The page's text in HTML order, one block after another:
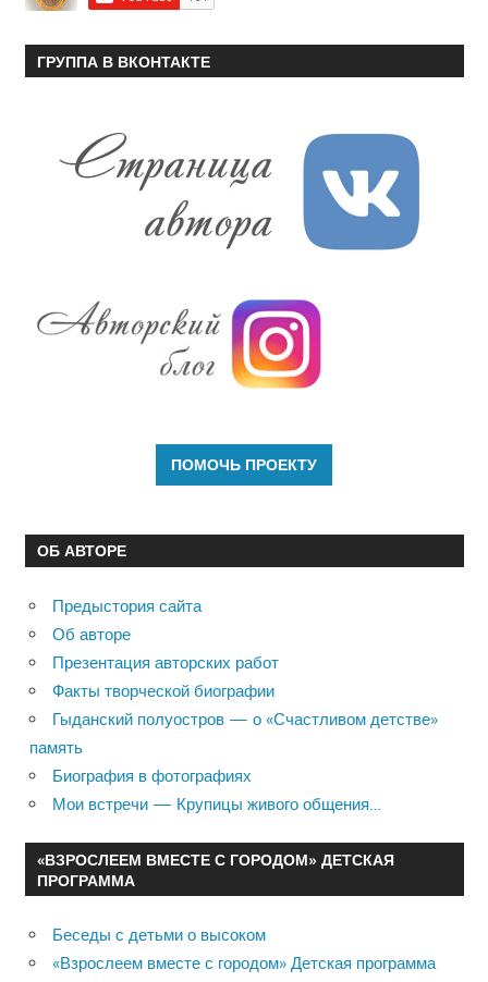
ГРУППА В ВКОНТАКТЕ
ОБ АВТОРЕ
Предыстория сайта
Об авторе
Презентация авторских работ
Факты творческой биографии
Гыданский полуостров — о «Счастливом детстве»
память
Биография в фотографиях
Мои встречи — Крупицы живого общения…
«ВЗРОСЛЕЕМ ВМЕСТЕ С ГОРОДОМ» ДЕТСКАЯ
ПРОГРАММА
Беседы с детьми о высоком
«Взрослеем вместе с городом» Детская программа